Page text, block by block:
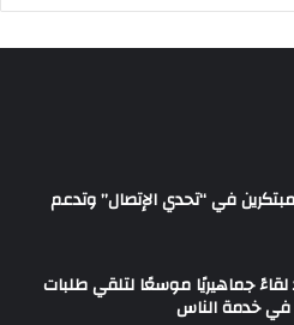
في “تحدي الإتصال” وتدعم
جماهيريًا موسعًا لتلقي طلبات
في خدمة الناس